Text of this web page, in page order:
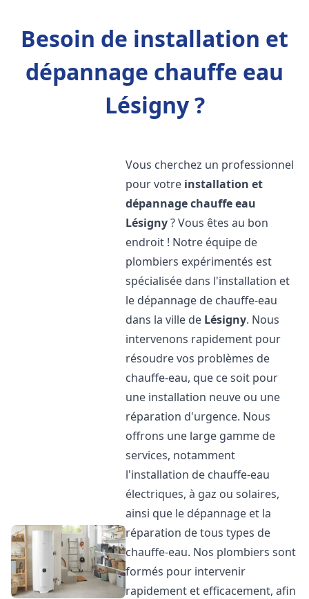
Besoin de installation et
dépannage chauffe eau
Lésigny ?
Vous cherchez un professionnel
pour votre installation et
dépannage chauffe eau
Lésigny? Vous êtes au bon
endroit ! Notre équipe de
plombiers expérimentés est
spécialisée dans l'installation et
le dépannage de chauffe-eau
dans la ville de Lésigny. Nous
intervenons rapidement pour
résoudre vos problèmes de
chauffe-eau, que ce soit pour
une installation neuve ou une
réparation d'urgence. Nous
offrons une large gamme de
services, notamment
l'installation de chauffe-eau
électriques, à gaz ou solaires,
ainsi que le dépannage et la
réparation de tous types de
chauffe-eau. Nos plombiers sont
formés pour intervenir
rapidement et efficacement, afin